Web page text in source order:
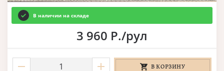
В наличии на складе
3 960 Р./рул
В КОРЗИНУ